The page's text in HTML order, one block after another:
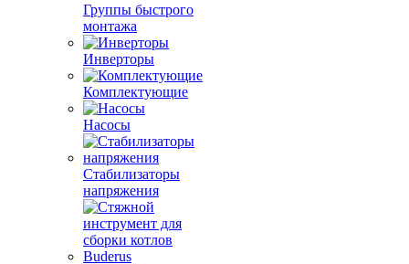
Группы быстрого
монтажа
Инверторы
Комплектующие
Насосы
Стабилизаторы
напряжения